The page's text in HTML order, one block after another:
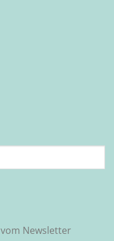
Newsletter